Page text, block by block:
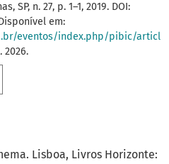
SP, n. 27, p. 1–1, 2019. DOI:
em:
eventos/index.php/pibic/articl
2026.
Lisboa, Livros Horizonte: